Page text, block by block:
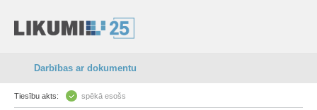
Darbības ar dokumentu
Tiesību akts: spēkā esošs